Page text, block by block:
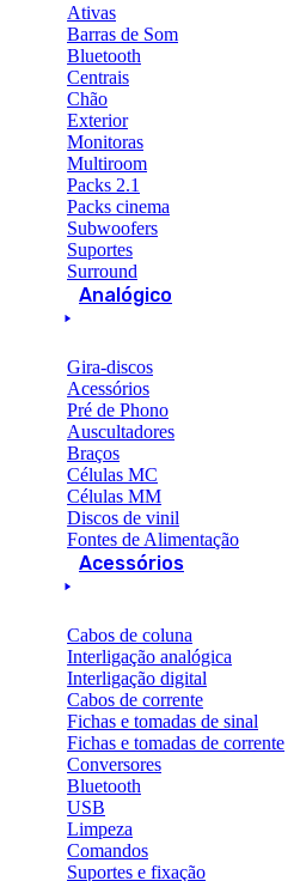
Ativas
Barras de Som
Bluetooth
Centrais
Chão
Exterior
Monitoras
Multiroom
Packs 2.1
Packs cinema
Subwoofers
Suportes
Surround
Analógico
Gira-discos
Acessórios
Pré de Phono
Auscultadores
Braços
Células MC
Células MM
Discos de vinil
Fontes de Alimentação
Acessórios
Cabos de coluna
Interligação analógica
Interligação digital
Cabos de corrente
Fichas e tomadas de sinal
Fichas e tomadas de corrente
Conversores
Bluetooth
USB
Limpeza
Comandos
Suportes e fixação